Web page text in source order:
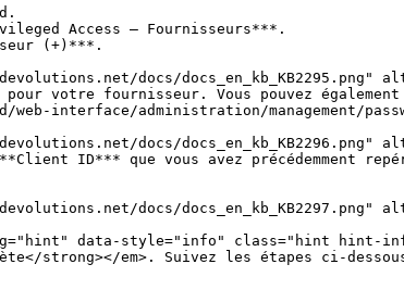
Access – Fournisseurs***.
(+)***.
votre fournisseur. Vous pouvez
interface/administration/management/
ID*** que vous avez précédemment
strong></em>. Suivez les étapes ci-